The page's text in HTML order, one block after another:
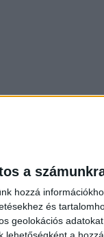
a
hozzá
és
geolokációs